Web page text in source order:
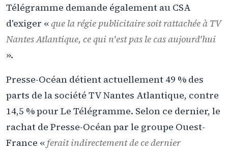
Télégramme demande également au CSA
d'exiger «que la régie publicitaire soit rattachée à TV
Nantes Atlantique, ce qui n'est pas le cas aujourd'hui
».
Presse-Océan détient actuellement 49 % des
parts de la société TV Nantes Atlantique, contre
14,5 % pour Le Télégramme. Selon ce dernier, le
rachat de Presse-Océan par le groupe Ouest-
France «ferait indirectement de ce dernier